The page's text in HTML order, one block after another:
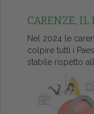
CARENZE, IL
Nel 2024 le
colpire tutti i
stabile rispetto